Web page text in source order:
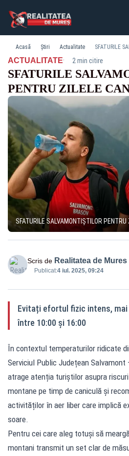
Acasă Știri Actualitate
ACTUALITATE· 2 min citire
SFATURILE
PENTRU ZILELE
SFATURILE SALVAMONTIȘTILOR PENTRU
Scris de Realitatea de Mures
Publicat:4 iul. 2025, 09:24
Evitați efortul fizic intens, mai
între 10:00 și 16:00
În contextul temperaturilor ridicate
Serviciul Public Județean Salvamont
atrage atenția turiștilor asupra
montane pe timp de caniculă și
activităților în aer liber care implică
soare.
Pentru cei care aleg totuși să
montani transmit un set clar de